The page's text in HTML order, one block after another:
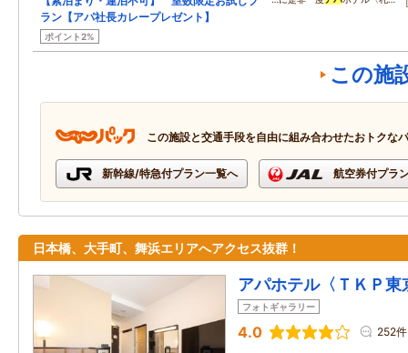
ラン【アパ社長カレープレゼント】
ポイント2%
この施
この施設と交通手段を自由に組み合わせたおトクな
新幹線/特急付プラン一覧へ 航空券付プラ
日本橋、大手町、舞浜エリアへアクセス抜群！
アパホテル〈ＴＫＰ東
フォトギャラリー
4.0 252件